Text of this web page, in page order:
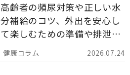
2026.07.24
高齢者の頻尿対策や正しい水
分補給のコツ、外出を安心し
て楽しむための準備や排泄ケ
ア用品の選び方を解説しま
す。